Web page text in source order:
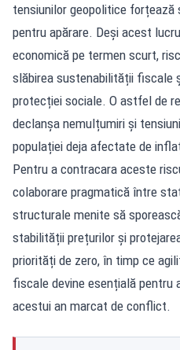
tensiunilor geopolitice
pentru apărare. Deși acest
economică pe termen scurt,
slăbirea sustenabilității fiscale
protecției sociale. O astfel de
declanșa nemulțumiri și
populației deja afectate de
Pentru a contracara aceste
colaborare pragmatică între
structurale menite să
stabilității prețurilor și
priorități de zero, în timp ce
fiscale devine esențială pentru
acestui an marcat de conflict.